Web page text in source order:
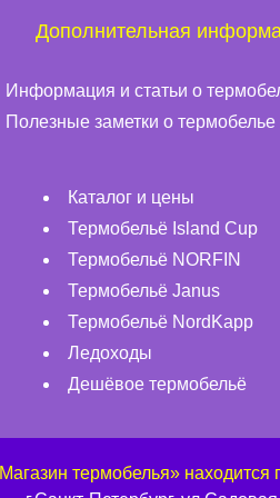
Дополнительная
Информация и статьи о
Полезные заметки о термобелье
Каталог и цены
Термобельё Island Cup
Термобельё NORFIN
Термобельё Janus
Термобельё NordKapp
Ледоходы
Дешёвое термобельё
Магазин термобелья» находится